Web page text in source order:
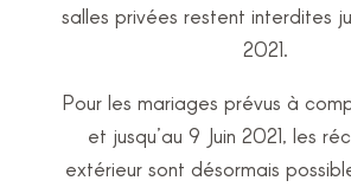
salles privées restent interdites
2021.
Pour les mariages prévus à
et jusqu’au 9 Juin 2021, les
extérieur sont désormais